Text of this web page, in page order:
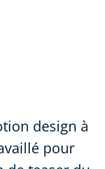
design à
pour